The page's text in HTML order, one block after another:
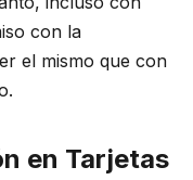
con la
el mismo que con
en Tarjetas